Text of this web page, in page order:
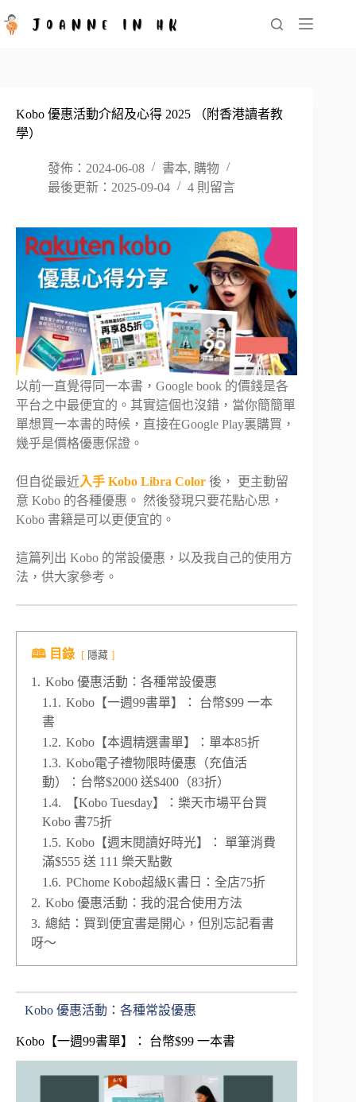
至
Kobo 優惠活動介紹及心得 2025 （附香港讀者教
學）
發佈：2024-06-08 書本, 購物
最後更新：2025-09-04
4 則留言
以前一直覺得同一本書，Google book 的價錢是各
平台之中最便宜的。其實這個也沒錯，當你簡簡單
單想買一本書的時候，直接在Google Play裏購買，
幾乎是價格優惠保證。
但自從最近入手 Kobo Libra Color 後， 更主動留
意 Kobo 的各種優惠。 然後發現只要花點心思，
Kobo 書籍是可以更便宜的。
這篇列出 Kobo 的常設優惠，以及我自己的使用方
法，供大家參考。
🕮 目錄 隱藏
1. Kobo 優惠活動：各種常設優惠
1.1. Kobo【一週99書單】： 台幣$99 一本
書
1.2. Kobo【本週精選書單】：單本85折
1.3. Kobo電子禮物限時優惠（充值活
動）：台幣$2000 送$400（83折）
1.4.
【Kobo Tuesday】：樂天市場平台買
Kobo 書75折
1.5. Kobo【週末閱讀好時光】： 單筆消費
滿$555 送 111 樂天點數
1.6. PChome Kobo超級K書日：全店75折
2. Kobo 優惠活動：我的混合使用方法
3. 總結：買到便宜書是開心，但別忘記看書
呀～
Kobo 優惠活動：各種常設優惠
Kobo【一週99書單】： 台幣$99 一本書